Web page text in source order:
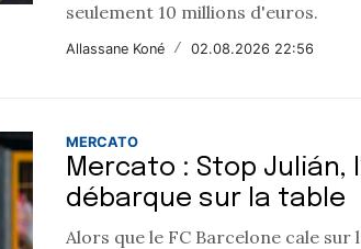
seulement 10 millions d'euros.
Allassane Koné / 02.08.2026 22:56
MERCATO
Mercato : Stop Julián,
débarque sur la table
Alors que le FC Barcelone cale sur